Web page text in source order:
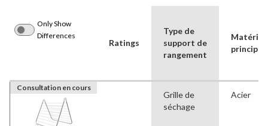
Only Show
Differences
Ratings
Type de
support de
rangement
Matériau
principal
Consultation en cours
Grille de
séchage
Acier